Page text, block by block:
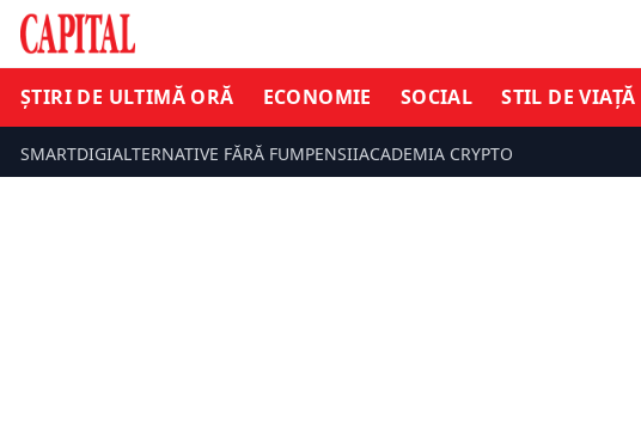
ȘTIRI DE ULTIMĂ ORĂ ECONOMIE SOCIAL STIL DE VIAȚĂ
SMARTDIGIALTERNATIVE FĂRĂ FUMPENSIIACADEMIA CRYPTO